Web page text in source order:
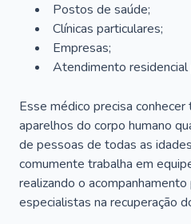
Postos de saúde;
Clínicas particulares;
Empresas;
Atendimento residencial
Esse médico precisa
aparelhos do corpo humano
de pessoas de todas as
comumente trabalha em
realizando o
especialistas na recuperação